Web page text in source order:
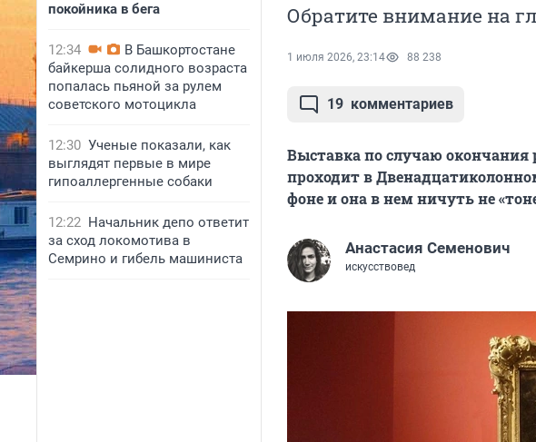
покойника в бега
12:34
В Башкортостане
байкерша солидного возраста
попалась пьяной за рулем
советского мотоцикла
12:30 Ученые показали, как
выглядят первые в мире
гипоаллергенные собаки
12:22 Начальник депо ответит
за сход локомотива в
Семрино и гибель машиниста
Обратите внимание на
1 июля 2026, 23:14 88 238
19 комментариев
Выставка по случаю окончания
проходит в
фоне и она в нем ничуть не
Анастасия Семенович
искусствовед